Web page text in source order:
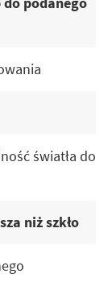
światła do
niż szkło